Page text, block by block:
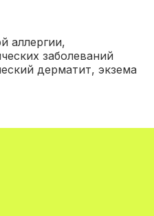
аллергии,
заболеваний
дерматит, экзема